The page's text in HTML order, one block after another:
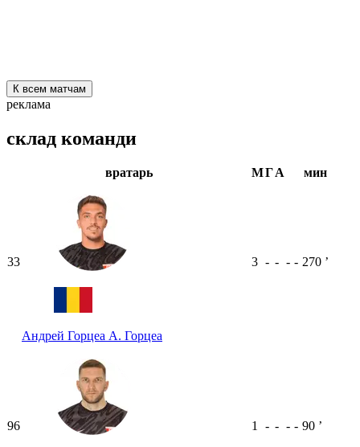
К всем матчам
реклама
склад команди
вратарь МГА мин
33
Андрей Горцеа А. Горцеа
3 - - - - 270 ʼ
96 1 - - - - 90 ʼ